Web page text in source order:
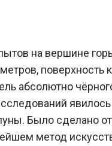
на вершине
поверхность
абсолютно
Было сделано
метод